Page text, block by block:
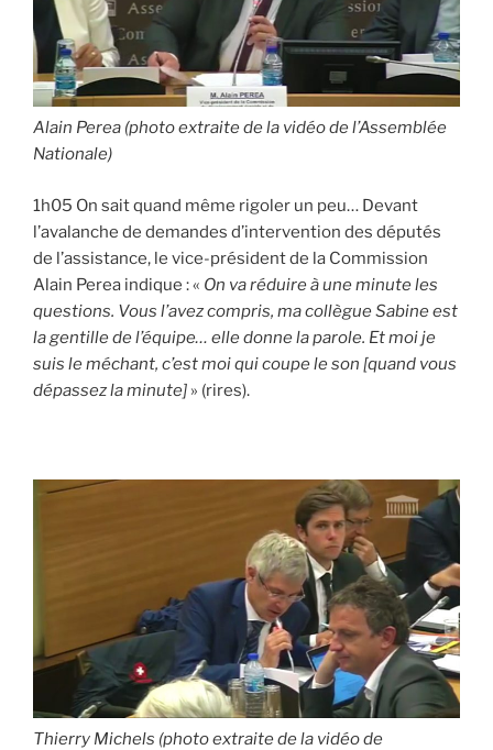
Alain Perea (photo extraite de la vidéo de l’Assemblée
Nationale)
1h05 On sait quand même rigoler un peu… Devant
l’avalanche de demandes d’intervention des députés
de l’assistance, le vice-président de la Commission
Alain Perea indique : « On va réduire à une minute les
questions. Vous l’avez compris, ma collègue Sabine est
la gentille de l’équipe… elle donne la parole. Et moi je
suis le méchant, c’est moi qui coupe le son [quand vous
dépassez la minute] » (rires).
Thierry Michels (photo extraite de la vidéo de